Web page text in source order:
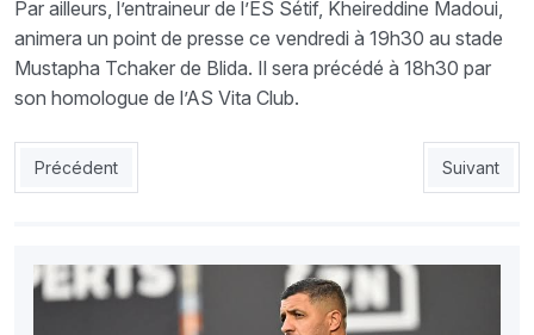
Par ailleurs, l’entraineur de l’ES Sétif, Kheireddine Madoui,
animera un point de presse ce vendredi à 19h30 au stade
Mustapha Tchaker de Blida. Il sera précédé à 18h30 par
son homologue de l’AS Vita Club.
Article précédent : Finale CLA: Arrivée du Président de la CAF
Précédent Article
Suivant